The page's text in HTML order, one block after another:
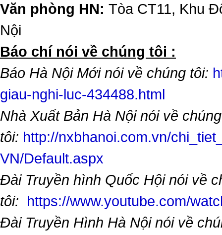
Văn phòng HN: Tòa CT11, Khu
Nội
​Báo chí nói về chúng tôi :
Báo Hà Nội Mới nói về chúng tôi:
giau-nghi-luc-434488.html
Nhà Xuất Bản Hà Nội nói về chúng
tôi: http://nxbhanoi.com.vn/
VN/Default.aspx
Đài Truyền hình Quốc Hội nói về
tôi: https://www.youtube.com/
Đài Truyền Hình Hà Nội nói về